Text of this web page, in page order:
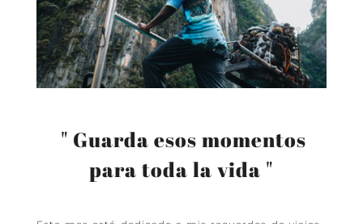
" Guarda esos momentos
para toda la vida "